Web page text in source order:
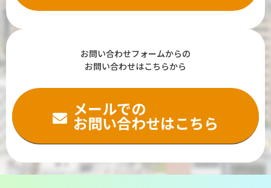
お問い合わせフォームからの
お問い合わせはこちらから
メールでの
お問い合わせはこちら